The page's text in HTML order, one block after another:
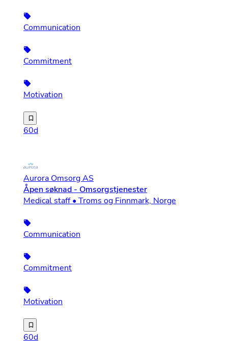
Communication
Commitment
Motivation
Vi utvider vår drift i Troms, og trenger fortløpende
60d
Aurora Omsorg AS
Åpen søknad - Omsorgstjenester
Medical staff • Troms og Finnmark, Norge
Communication
Commitment
Motivation
Aurora Omsorg er et nordnorsk omsorgsselskap. Vi
60d